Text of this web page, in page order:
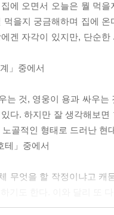
에 오면서 오늘은 뭘 먹
먹을지 궁금해하며 집에
겐 자각이 있지만, 단순
」중에서
는 것, 영웅이 용과 싸우
다. 하지만 잘 생각해보
골적인 형태로 드러난 현
테」중에서
무엇을 할 작정이냐고 캐